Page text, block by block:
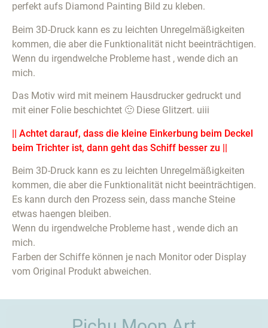
perfekt aufs Diamond Painting Bild zu kleben.
Beim 3D-Druck kann es zu leichten Unregelmäßigkeiten
kommen, die aber die Funktionalität nicht beeinträchtigen.
Wenn du irgendwelche Probleme hast , wende dich an
mich.
Das Motiv wird mit meinem Hausdrucker gedruckt und
mit einer Folie beschichtet 🙂 Diese Glitzert. uiii
|| Achtet darauf, dass die kleine Einkerbung beim Deckel
beim Trichter ist, dann geht das Schiff besser zu ||
Beim 3D-Druck kann es zu leichten Unregelmäßigkeiten
kommen, die aber die Funktionalität nicht beeinträchtigen.
Es kann durch den Prozess sein, dass manche Steine
etwas haengen bleiben.
Wenn du irgendwelche Probleme hast , wende dich an
mich.
Farben der Schiffe können je nach Monitor oder Display
vom Original Produkt abweichen.